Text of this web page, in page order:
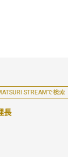
STREAMで検索
長